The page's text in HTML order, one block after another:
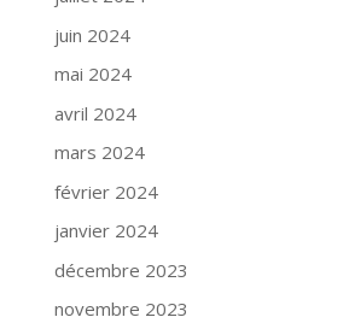
juin 2024
mai 2024
avril 2024
mars 2024
février 2024
janvier 2024
décembre 2023
novembre 2023